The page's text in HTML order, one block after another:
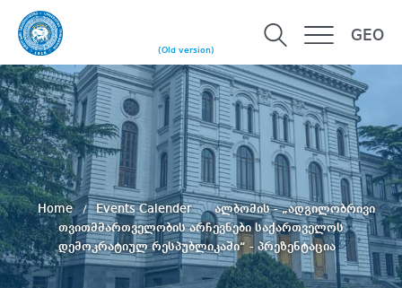
(Old version)
GEO
Home Events Calender
ალბომის - „ადგილობრივი
თვითმმართველობის არჩევნები საქართველოს
დემოკრატიულ რესპუბლიკაში“ - პრეზენტაცია